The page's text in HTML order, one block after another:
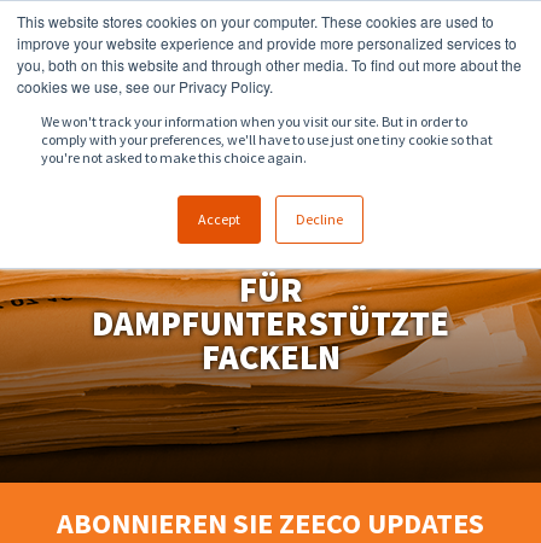
This website stores cookies on your computer. These cookies are used to
improve your website experience and provide more personalized services to
you, both on this website and through other media. To find out more about the
cookies we use, see our Privacy Policy.
We won't track your information when you visit our site. But in order to
comply with your preferences, we'll have to use just one tiny cookie so that
you're not asked to make this choice again.
Accept Decline
918.258.8551 sales@zeeco.com
ZULÄSSIGE
BETRIEBSPARAMETER
FÜR
DAMPFUNTERSTÜTZTE
FACKELN
ABONNIEREN SIE ZEECO UPDATES